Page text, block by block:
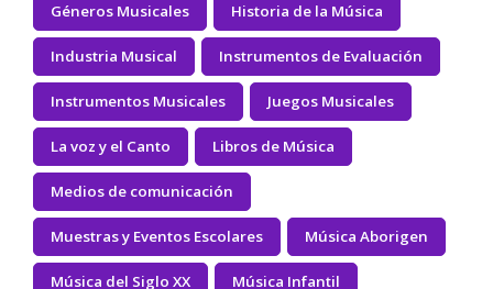
Géneros Musicales Historia de la Música
Industria Musical Instrumentos de Evaluación
Instrumentos Musicales Juegos Musicales
La voz y el Canto Libros de Música
Medios de comunicación
Muestras y Eventos Escolares Música Aborigen
Música del Siglo XX Música Infantil